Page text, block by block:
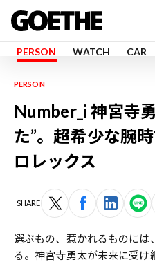
PERSON WATCH CAR
PERSON
Number_i 神宮寺
た”。超希少な腕
ロレックス
SHARE
選ぶもの、惹かれるものに
る。神宮寺勇太が未来に受